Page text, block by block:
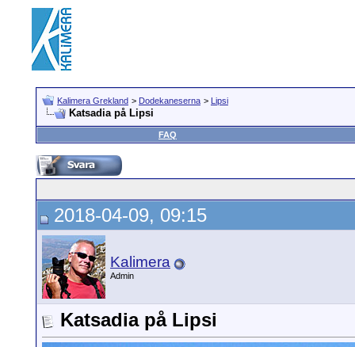
Kalimera Grekland > Dodekaneserna > Lipsi
Katsadia på Lipsi
FAQ
2018-04-09, 09:15
Kalimera
Admin
Katsadia på Lipsi